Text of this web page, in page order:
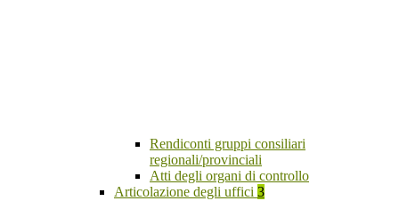
Rendiconti gruppi consiliari
regionali/provinciali
Atti degli organi di controllo
Articolazione degli uffici 3